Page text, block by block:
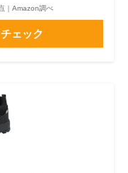
｜Amazon調べ
ェック